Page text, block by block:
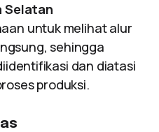
Selatan
untuk melihat alur
sehingga
dan diatasi
produksi.